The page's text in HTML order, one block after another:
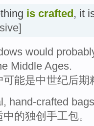
is crafted, it
would
Middle Ages.
可能是中世纪后期
hand-crafted
的独创手工包。